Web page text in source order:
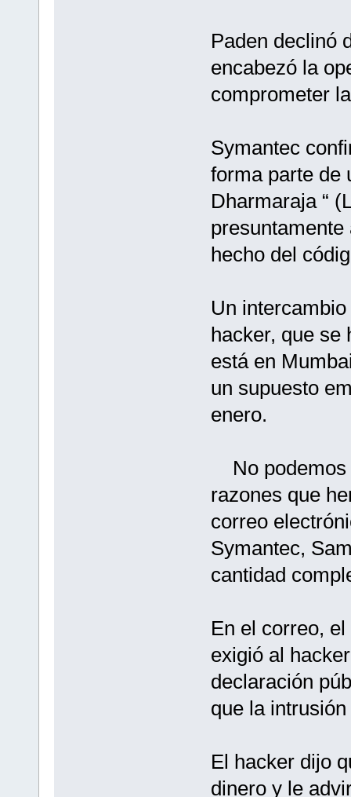
Paden declinó
encabezó la
comprometer
Symantec
forma parte de
Dharmaraja “
hecho del
Un
hacker, que se
está en
un supuesto
enero.
No podemos
razones que
correo
Symantec,
cantidad
En el correo,
exigió al
declaración
que la
El hacker dijo
dinero y le